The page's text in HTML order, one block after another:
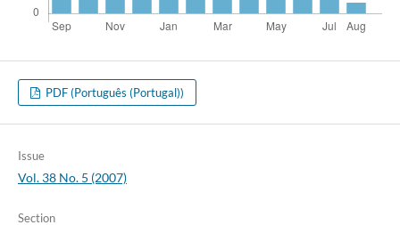
PDF (Português (Portugal))
Issue
Vol. 38 No. 5 (2007)
Section